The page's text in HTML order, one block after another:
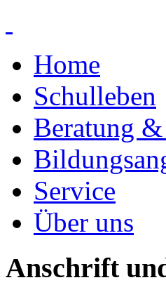
Home
Schulleben
Beratung
Service
Über uns
Anschrift